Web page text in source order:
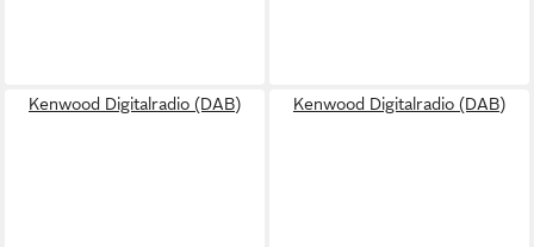
Kenwood Digitalradio (DAB) Kenwood Digitalradio (DAB)